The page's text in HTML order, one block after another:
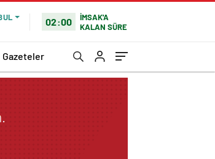
02:00
İMSAK'A
KALAN SÜRE
Gazeteler